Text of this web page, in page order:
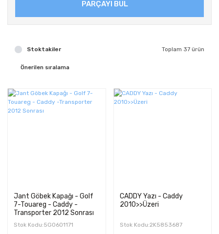
PARÇAYI BUL
Stoktakiler Toplam 37 ürün
Jant Göbek Kapağı - Golf
7-Touareg - Caddy -
Transporter 2012 Sonrası
Stok Kodu:5G0601171
CADDY Yazı - Caddy
2010>>Üzeri
Stok Kodu:2K5853687